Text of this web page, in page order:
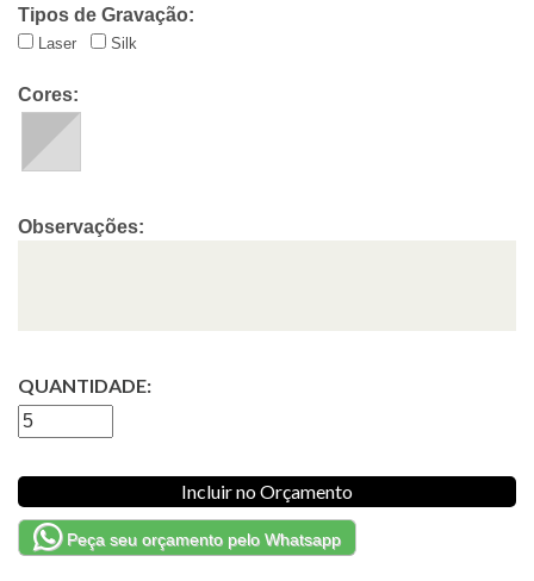
Tipos de Gravação:
Laser Silk
Cores:
Observações:
QUANTIDADE:
Incluir no Orçamento
Peça seu orçamento pelo Whatsapp